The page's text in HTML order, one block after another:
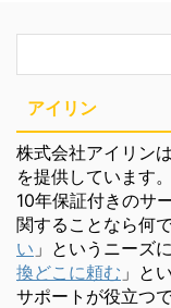
アイリン
株式会社アイリンは
を提供しています
10年保証付きのサ
関することなら何
い 」というニーズ
換どこに頼む 」と
サポートが役立つで